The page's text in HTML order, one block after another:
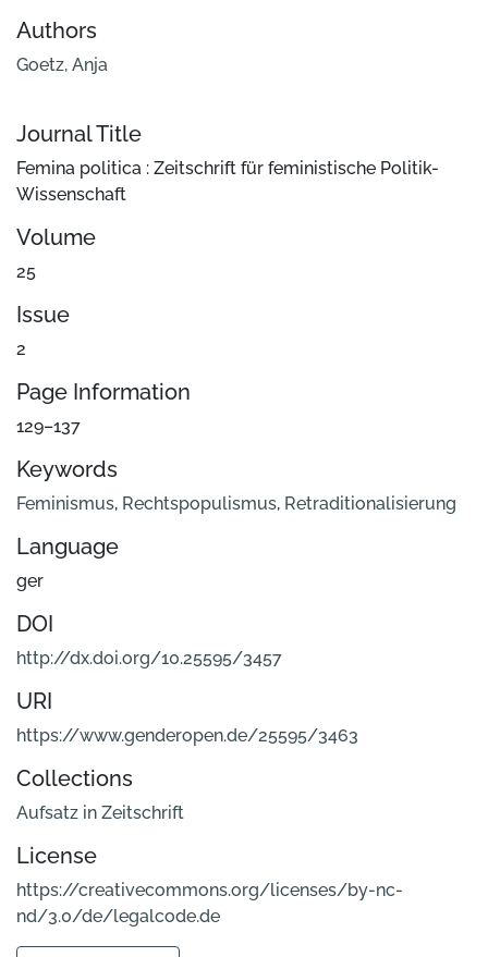
Authors
Goetz, Anja
Journal Title
Femina politica : Zeitschrift für feministische Politik-
Wissenschaft
Volume
25
Issue
2
Page Information
129–137
Keywords
Feminismus, Rechtspopulismus, Retraditionalisierung
Language
ger
DOI
http://dx.doi.org/10.25595/3457
URI
https://www.genderopen.de/25595/3463
Collections
Aufsatz in Zeitschrift
License
https://creativecommons.org/licenses/by-nc-
nd/3.0/de/legalcode.de